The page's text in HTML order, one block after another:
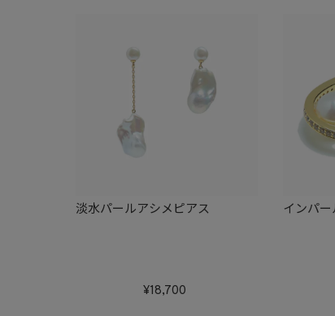
淡水パールアシメピアス
18,700
インパ